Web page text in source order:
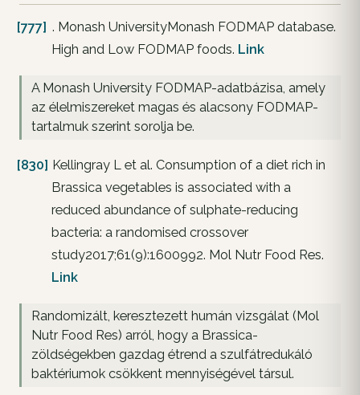
[777] . Monash UniversityMonash FODMAP database.
High and Low FODMAP foods. Link
A Monash University FODMAP-adatbázisa, amely
az élelmiszereket magas és alacsony FODMAP-
tartalmuk szerint sorolja be.
[830] Kellingray L et al. Consumption of a diet rich in
Brassica vegetables is associated with a
reduced abundance of sulphate-reducing
bacteria: a randomised crossover
study2017;61(9):1600992. Mol Nutr Food Res.
Link
Randomizált, keresztezett humán vizsgálat (Mol
Nutr Food Res) arról, hogy a Brassica-
zöldségekben gazdag étrend a szulfátredukáló
baktériumok csökkent mennyiségével társul.